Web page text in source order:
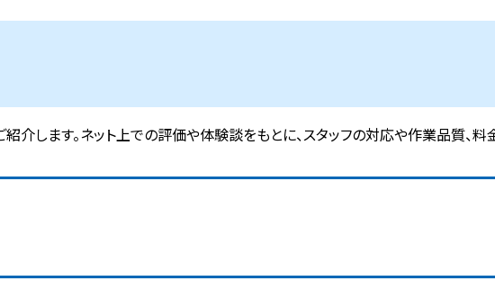
します。ネット上での評価や体験談をもとに、スタッフの対応や作業品質、料